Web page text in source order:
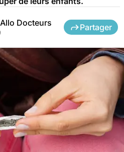
Docteurs Partager